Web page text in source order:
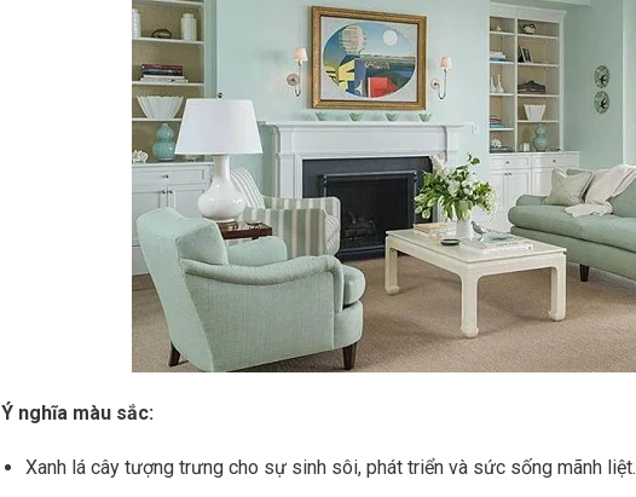
Ý nghĩa màu sắc:
Xanh lá cây tượng trưng cho sự sinh sôi, phát triển và sức sống mãnh liệt.